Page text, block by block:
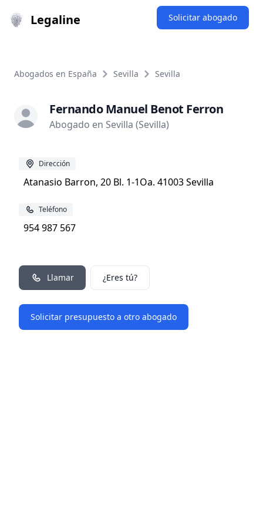
Legaline Solicitar abogado
Abogados en España Sevilla Sevilla
Fernando Manuel Benot Ferron
Abogado en Sevilla (Sevilla)
Dirección
Atanasio Barron, 20 Bl. 1-1Oa. 41003 Sevilla
Teléfono
954 987 567
Llamar ¿Eres tú?
Solicitar presupuesto a otro abogado